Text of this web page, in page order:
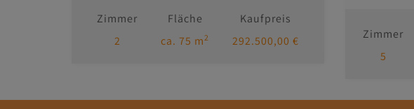
Zimmer
2
Fläche
ca. 75 m2
Kaufpreis
292.500,00 €
Zimmer
5